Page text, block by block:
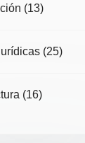
(13)
(25)
(16)